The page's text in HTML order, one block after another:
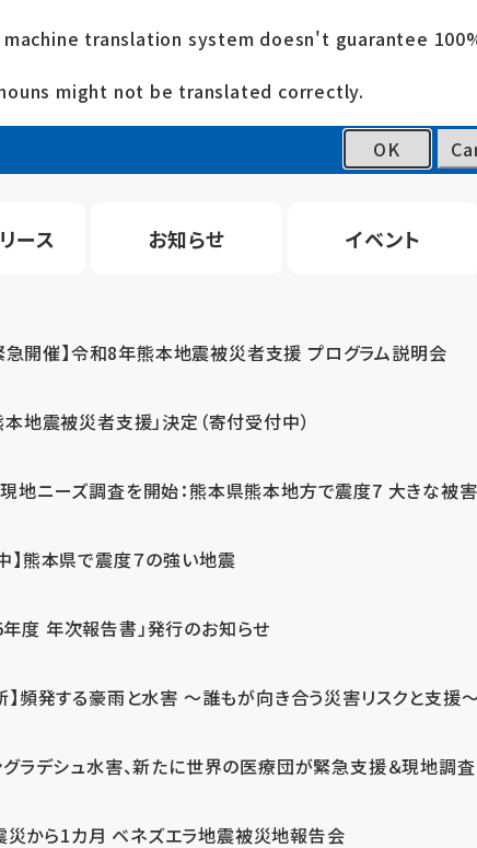
ース お知らせ イベント
急開催】令和8年熊本地震被災者支援 プログラム説明会
地震被災者支援」決定（寄付受付中）
地ニーズ調査を開始：熊本県熊本地方で震度7 大きな被
】熊本県で震度７の強い地震
度 年次報告書」発行のお知らせ
】頻発する豪雨と水害 ～誰もが向き合う災害リスクと支援
グラデシュ水害、新たに世界の医療団が緊急支援＆現地調
から1カ月 ベネズエラ地震被災地報告会
translation system doesn't guarantee
might not be translated correctly.
OK